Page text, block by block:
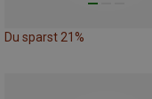
Du sparst 21%